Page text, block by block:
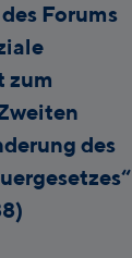
Forums
zum
des